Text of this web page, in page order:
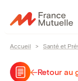
au
Accueil > Santé et
Retour au